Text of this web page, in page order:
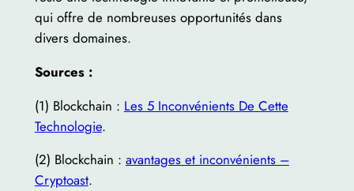
qui offre de nombreuses opportunités dans
divers domaines.
Sources :
(1) Blockchain : Les 5 Inconvénients De Cette
Technologie.
(2) Blockchain : avantages et inconvénients –
Cryptoast.